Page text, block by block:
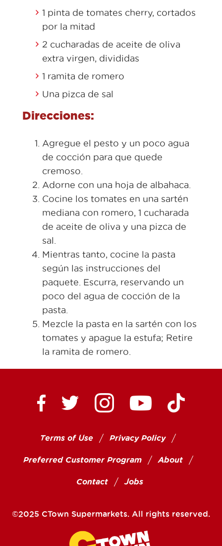
1 pinta de tomates cherry, cortados
por la mitad
2 cucharadas de aceite de oliva
extra virgen, divididas
1 ramita de romero
Una pizca de sal
Direcciones:
Agregue el pesto y un poco agua
de cocción para que quede
cremoso.
Adorne con una hoja de albahaca.
Cocine los tomates en una sartén
mediana con romero, 1 cucharada
de aceite de oliva y una pizca de
sal.
Mientras tanto, cocine la pasta
según las instrucciones del
paquete. Escurra, reservando un
poco del agua de cocción de la
pasta.
Mezcle la pasta en la sartén con los
tomates y apague la estufa; Retire
la ramita de romero.
Ctown Supermarkets on Facebook
Ctown Supermarkets on
Ctown Supermarkets
Ctown Ctown
Terms of Use Privacy Policy
Preferred Customer Program About
Contact Jobs
©2025 CTown Supermarkets. All rights reserved.